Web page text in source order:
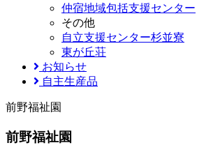
仲宿地域包括支援センター
その他
自立支援センター杉並寮
東が丘荘
お知らせ
自主生産品
前野福祉園
前野福祉園